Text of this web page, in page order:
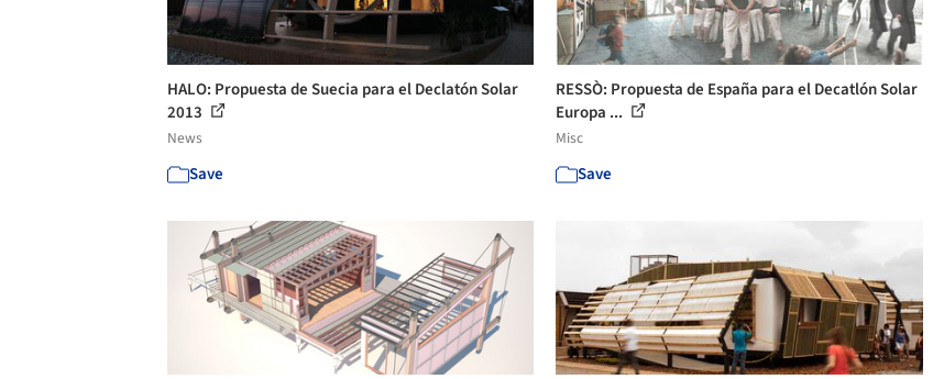
HALO: Propuesta de Suecia para el Declatón Solar
2013
News
Save
RESSÒ: Propuesta de España para el Decatlón Solar
Europa ...
Misc
Save